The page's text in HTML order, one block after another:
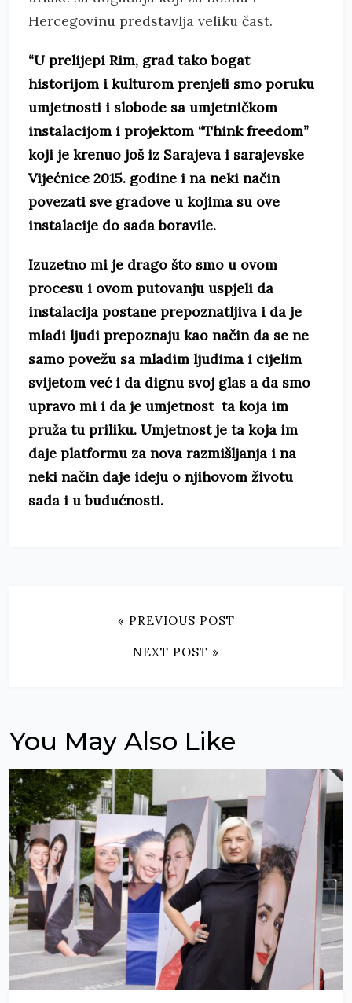
Hercegovinu predstavlja veliku čast.
“U prelijepi Rim, grad tako bogat
historijom i kulturom prenjeli smo poruku
umjetnosti i slobode sa umjetničkom
instalacijom i projektom “Think freedom”
koji je krenuo još iz Sarajeva i sarajevske
Vijećnice 2015. godine i na neki način
povezati sve gradove u kojima su ove
instalacije do sada boravile.
Izuzetno mi je drago što smo u ovom
procesu i ovom putovanju uspjeli da
instalacija postane prepoznatljiva i da je
mladi ljudi prepoznaju kao način da se ne
samo povežu sa mladim ljudima i cijelim
svijetom već i da dignu svoj glas a da smo
upravo mi i da je umjetnost ta koja im
pruža tu priliku. Umjetnost je ta koja im
daje platformu za nova razmišljanja i na
neki način daje ideju o njihovom životu
sada i u budućnosti.
« PREVIOUS POST
NEXT POST »
You May Also Like